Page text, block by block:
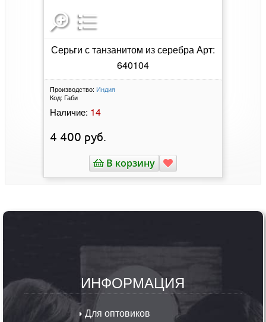
Серьги с танзанитом из серебра Арт:
640104
Производство: Индия
Код: Габи
Наличие: 14
4 400 руб.
В корзину
ИНФОРМАЦИЯ
Для оптовиков